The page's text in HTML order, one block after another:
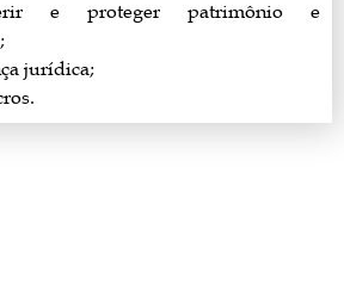
e proteger patrimônio e
jurídica;